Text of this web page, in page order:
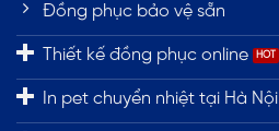
Đồng phục bảo vệ sẵn
Thiết kế đồng phục online
In pet chuyển nhiệt tại Hà Nội